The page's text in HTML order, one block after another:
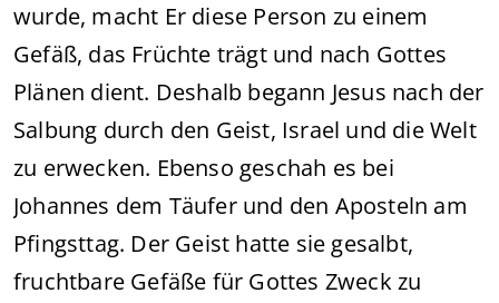
wurde, macht Er diese Person zu einem
Gefäß, das Früchte trägt und nach Gottes
Plänen dient. Deshalb begann Jesus nach der
Salbung durch den Geist, Israel und die Welt
zu erwecken. Ebenso geschah es bei
Johannes dem Täufer und den Aposteln am
Pfingsttag. Der Geist hatte sie gesalbt,
fruchtbare Gefäße für Gottes Zweck zu